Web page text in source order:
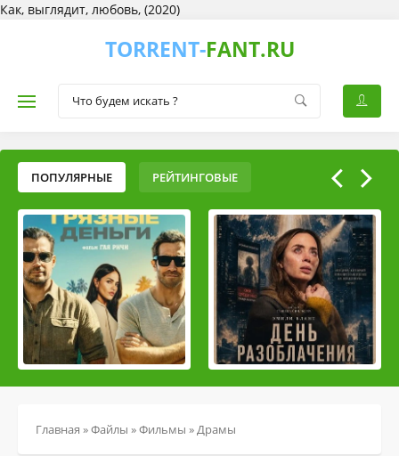
Как, выглядит, любовь, (2020)
TORRENT-FANT.RU
ПОПУЛЯРНЫЕ РЕЙТИНГОВЫЕ
Главная »Файлы »Фильмы »Драмы